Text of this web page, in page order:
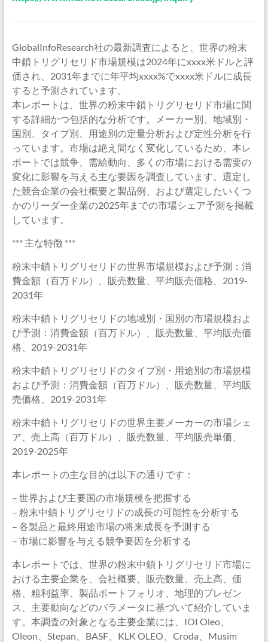
GlobalInfoResearch社の最新調査によると、世界の粉末
中鎖トリグリセリド市場規模は2024年にxxxx米ドルと評
価され、2031年までに年平均xxxx%でxxxx米ドルに成長
すると予測されています。
本レポートは、世界の粉末中鎖トリグリセリド市場に関
する詳細かつ包括的な分析です。メーカー別、地域別・
国別、タイプ別、用途別の定量分析および定性分析を行
っています。市場は絶え間なく変化しているため、本レ
ポートでは競争、需給動向、多くの市場における需要の
変化に影響を与える主な要因を調査しています。選定し
た競合企業の会社概要と製品例、および選定したいくつ
かのリーダー企業の2025年までの市場シェア予測を掲載
しています。
*** 主な特徴 ***
粉末中鎖トリグリセリドの世界市場規模および予測：消
費金額（百万ドル）、販売数量、平均販売価格、2019-
2031年
粉末中鎖トリグリセリドの地域別・国別の市場規模およ
び予測：消費金額（百万ドル）、販売数量、平均販売価
格、2019-2031年
粉末中鎖トリグリセリドのタイプ別・用途別の市場規模
および予測：消費金額（百万ドル）、販売数量、平均販
売価格、2019-2031年
粉末中鎖トリグリセリドの世界主要メーカーの市場シェ
ア、売上高（百万ドル）、販売数量、平均販売単価、
2019-2025年
本レポートの主な目的は以下の通りです：
– 世界および主要国の市場規模を把握する
– 粉末中鎖トリグリセリドの成長の可能性を分析する
– 各製品と最終用途市場の将来成長を予測する
– 市場に影響を与える競争要因を分析する
本レポートでは、世界の粉末中鎖トリグリセリド市場に
おける主要企業を、会社概要、販売数量、売上高、価
格、粗利益率、製品ポートフォリオ、地理的プレゼン
ス、主要動向などのパラメータに基づいて紹介していま
す。本調査の対象となる主要企業には、IOI Oleo、
Oleon、Stepan、BASF、KLK OLEO、Croda、Musim